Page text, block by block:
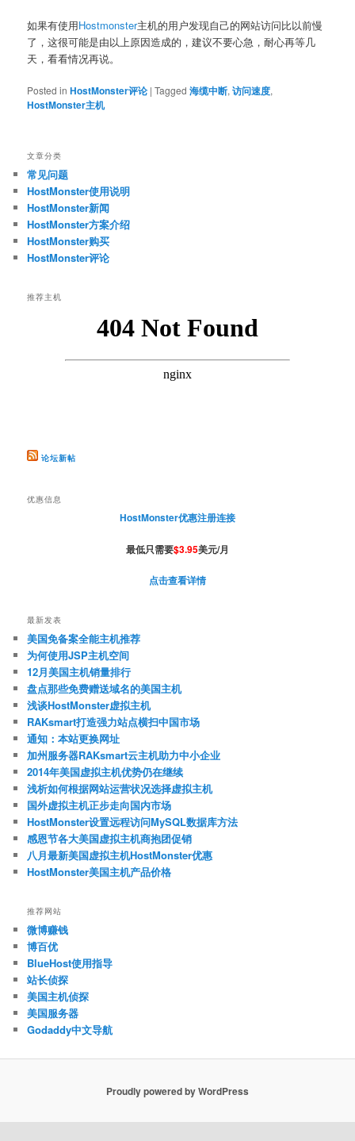
如果有使用Hostmonster主机的用户发现自己的网站访问比以前慢
了，这很可能是由以上原因造成的，建议不要心急，耐心再等几
天，看看情况再说。
Posted in HostMonster评论 |Tagged 海缆中断,访问速度,
HostMonster主机
文章分类
常见问题
HostMonster使用说明
HostMonster新闻
HostMonster方案介绍
HostMonster购买
HostMonster评论
推荐主机
论坛新帖
优惠信息
HostMonster优惠注册连接
最低只需要$3.95美元/月
点击查看详情
最新发表
美国免备案全能主机推荐
为何使用JSP主机空间
12月美国主机销量排行
盘点那些免费赠送域名的美国主机
浅谈HostMonster虚拟主机
RAKsmart打造强力站点横扫中国市场
通知：本站更换网址
加州服务器RAKsmart云主机助力中小企业
2014年美国虚拟主机优势仍在继续
浅析如何根据网站运营状况选择虚拟主机
国外虚拟主机正步走向国内市场
HostMonster设置远程访问MySQL数据库方法
感恩节各大美国虚拟主机商抱团促销
八月最新美国虚拟主机HostMonster优惠
HostMonster美国主机产品价格
推荐网站
微博赚钱
博百优
BlueHost使用指导
站长侦探
美国主机侦探
美国服务器
Godaddy中文导航
Proudly powered by WordPress